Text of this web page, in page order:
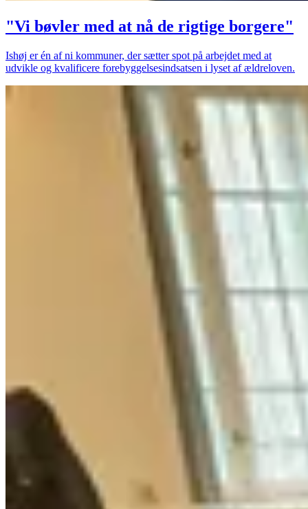
"Vi bøvler med at nå de rigtige borgere"
Ishøj er én af ni kommuner, der sætter spot på arbejdet med at
udvikle og kvalificere forebyggelsesindsatsen i lyset af ældreloven.